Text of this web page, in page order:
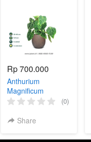
Rp 700.000
Anthurium
Magnificum
(Medium)
(0)
Share